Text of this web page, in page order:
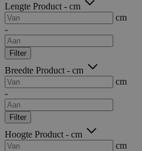
Lengte Product - cm
cm
-
Filter
Breedte Product - cm
cm
-
Filter
Hoogte Product - cm
cm